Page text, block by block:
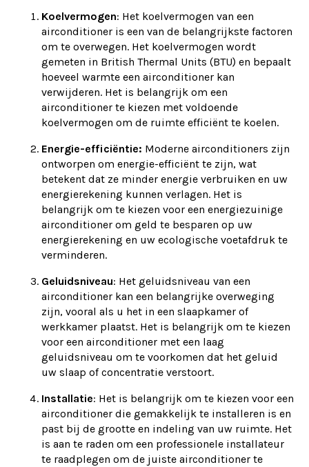
Koelvermogen: Het koelvermogen van een
airconditioner is een van de belangrijkste factoren
om te overwegen. Het koelvermogen wordt
gemeten in British Thermal Units (BTU) en bepaalt
hoeveel warmte een airconditioner kan
verwijderen. Het is belangrijk om een
airconditioner te kiezen met voldoende
koelvermogen om de ruimte efficiënt te koelen.
Energie-efficiëntie: Moderne airconditioners zijn
ontworpen om energie-efficiënt te zijn, wat
betekent dat ze minder energie verbruiken en uw
energierekening kunnen verlagen. Het is
belangrijk om te kiezen voor een energiezuinige
airconditioner om geld te besparen op uw
energierekening en uw ecologische voetafdruk te
verminderen.
Geluidsniveau: Het geluidsniveau van een
airconditioner kan een belangrijke overweging
zijn, vooral als u het in een slaapkamer of
werkkamer plaatst. Het is belangrijk om te kiezen
voor een airconditioner met een laag
geluidsniveau om te voorkomen dat het geluid
uw slaap of concentratie verstoort.
Installatie: Het is belangrijk om te kiezen voor een
airconditioner die gemakkelijk te installeren is en
past bij de grootte en indeling van uw ruimte. Het
is aan te raden om een professionele installateur
te raadplegen om de juiste airconditioner te